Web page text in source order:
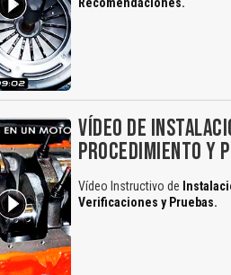
VÍDEO DE
PROCEDIMIENTO Y
Vídeo Instructivo de
Verificaciones y Pruebas.